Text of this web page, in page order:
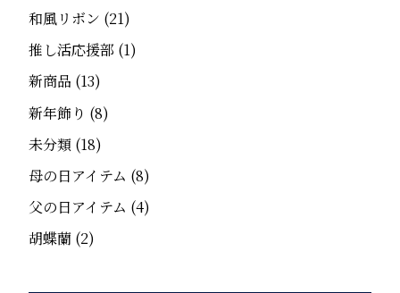
和風リボン (21)
推し活応援部 (1)
新商品 (13)
新年飾り (8)
未分類 (18)
母の日アイテム (8)
父の日アイテム (4)
胡蝶蘭 (2)